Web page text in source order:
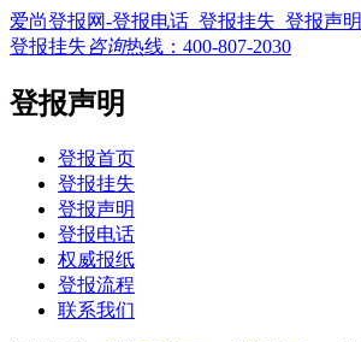
爱尚登报网-登报电话_登报挂失_登报声明
登报挂失咨询热线： 400-807-2030
登报声明
登报首页
登报挂失
登报声明
登报电话
权威报纸
登报流程
联系我们